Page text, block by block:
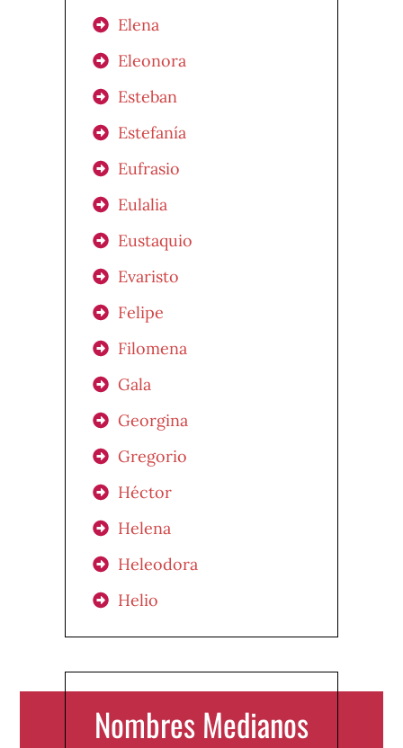
Elena
Eleonora
Esteban
Estefanía
Eufrasio
Eulalia
Eustaquio
Evaristo
Felipe
Filomena
Gala
Georgina
Gregorio
Héctor
Helena
Heleodora
Helio
Nombres Medianos